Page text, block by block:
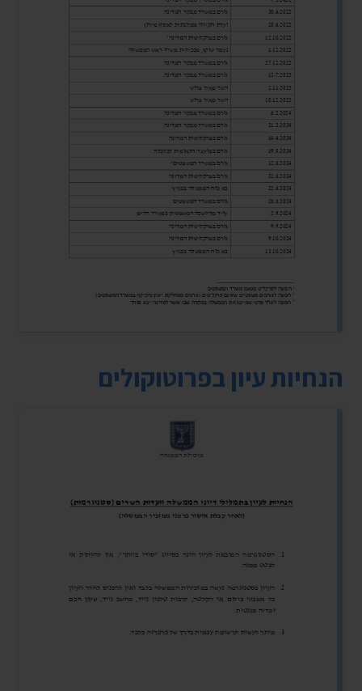
הנחיות עיון בפרוטוקולים